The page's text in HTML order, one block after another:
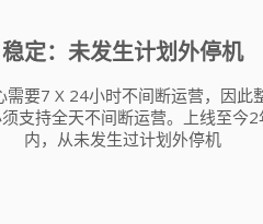
稳定：未发生计划外停机
需要7 X 24小时不间断运营，因此
支持全天不间断运营。上线至今2
内，从未发生过计划外停机